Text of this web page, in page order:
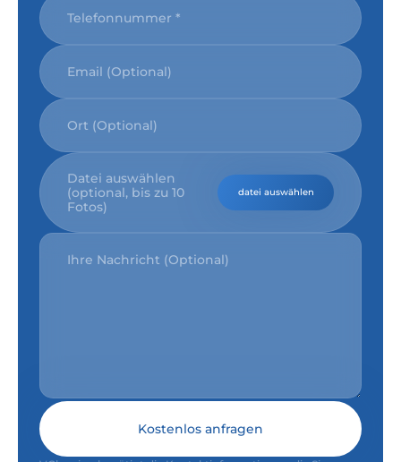
Datei auswählen
(optional, bis zu 10
Fotos)
datei auswählen
Kostenlos anfragen